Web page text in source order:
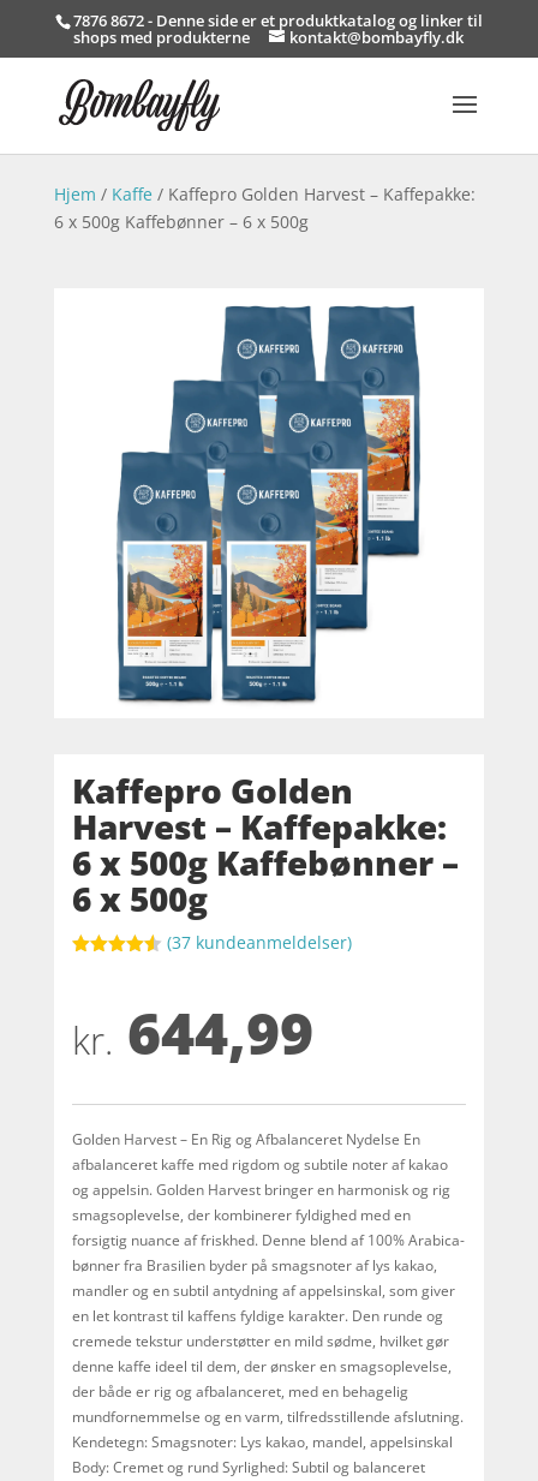
7876 8672 - Denne side er et produktkatalog og linker til
shops med produkterne kontakt@bombayfly.dk
Hjem / Kaffe / Kaffepro Golden Harvest – Kaffepakke:
6 x 500g Kaffebønner – 6 x 500g
Kaffepro Golden
Harvest – Kaffepakke:
6 x 500g Kaffebønner –
6 x 500g
på
kundebedø
(37 kundeanmeldelser)
kr. 644,99
Golden Harvest – En Rig og Afbalanceret Nydelse En
afbalanceret kaffe med rigdom og subtile noter af kakao
og appelsin. Golden Harvest bringer en harmonisk og rig
smagsoplevelse, der kombinerer fyldighed med en
forsigtig nuance af friskhed. Denne blend af 100% Arabica-
bønner fra Brasilien byder på smagsnoter af lys kakao,
mandler og en subtil antydning af appelsinskal, som giver
en let kontrast til kaffens fyldige karakter. Den runde og
cremede tekstur understøtter en mild sødme, hvilket gør
denne kaffe ideel til dem, der ønsker en smagsoplevelse,
der både er rig og afbalanceret, med en behagelig
mundfornemmelse og en varm, tilfredsstillende afslutning.
Kendetegn: Smagsnoter: Lys kakao, mandel, appelsinskal
Body: Cremet og rund Syrlighed: Subtil og balanceret